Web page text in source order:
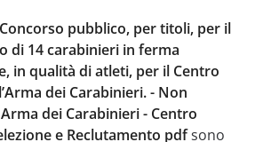
pubblico, per titoli, per il
di 14 carabinieri in ferma
in qualità di atleti, per il Centro
dei Carabinieri. - Non
dei Carabinieri - Centro
e Reclutamento pdfsono